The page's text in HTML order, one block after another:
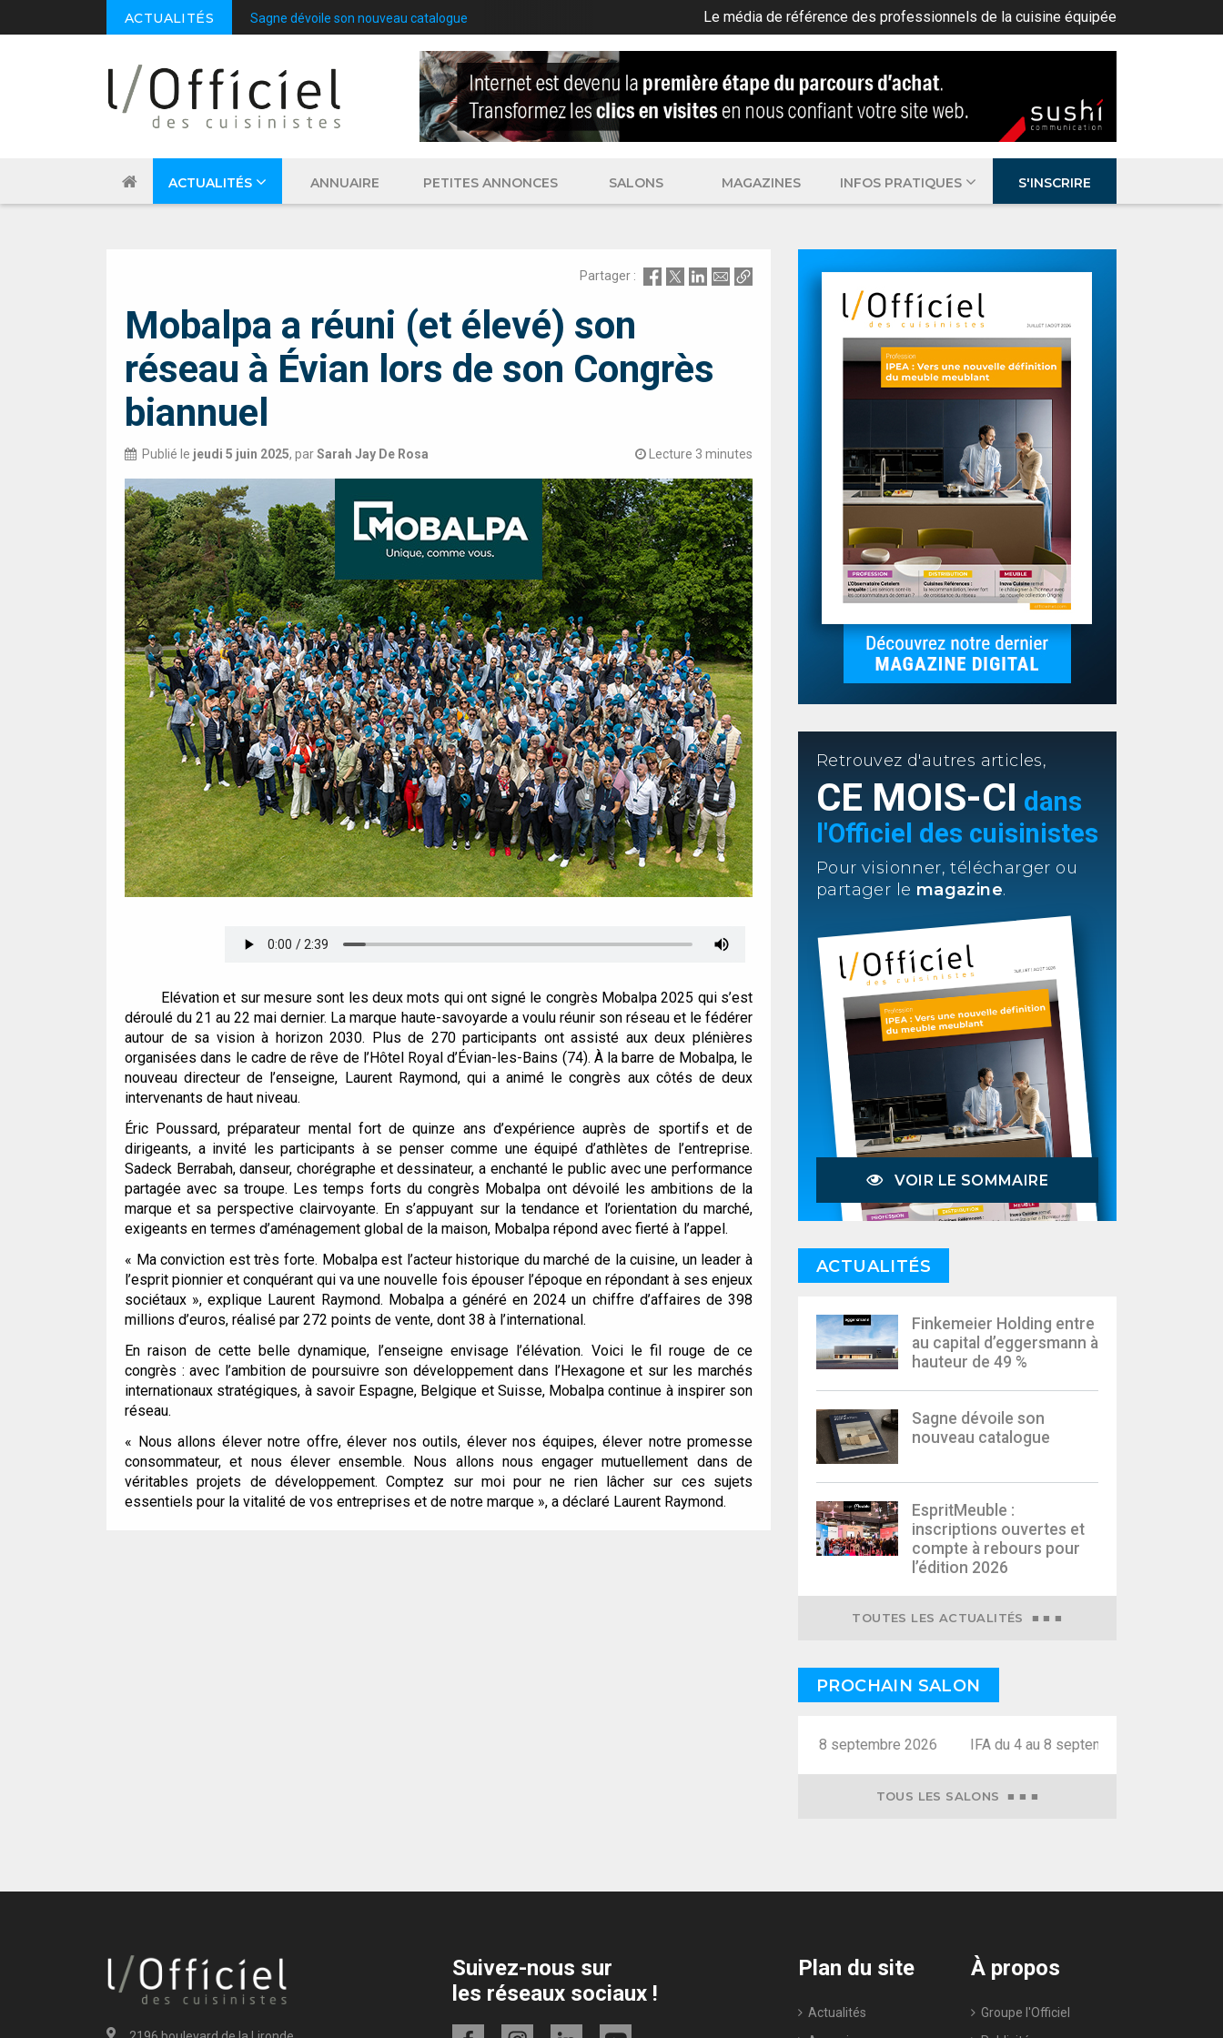
ACTUALITÉS Sagne dévoile son nouveau catalogue Le média de référence des professionnels de la cuisine équipée
ACTUALITÉS ANNUAIRE PETITES ANNONCES SALONS MAGAZINES INFOS PRATIQUES S'INSCRIRE
Partager :
Mobalpa a réuni (et élevé) son
réseau à Évian lors de son Congrès
biannuel
Publié le jeudi 5 juin 2025, parSarah Jay De Rosa Lecture 3 minutes
Elévation et sur mesure sont les deux mots qui ont signé le congrès Mobalpa 2025 qui s’est
déroulé du 21 au 22 mai dernier. La marque haute-savoyarde a voulu réunir son réseau et le fédérer
autour de sa vision à horizon 2030. Plus de 270 participants ont assisté aux deux plénières
organisées dans le cadre de rêve de l’Hôtel Royal d’Évian-les-Bains (74). À la barre de Mobalpa, le
nouveau directeur de l’enseigne, Laurent Raymond, qui a animé le congrès aux côtés de deux
intervenants de haut niveau.
Éric Poussard, préparateur mental fort de quinze ans d’expérience auprès de sportifs et de
dirigeants, a invité les participants à se penser comme une équipé d’athlètes de l’entreprise.
Sadeck Berrabah, danseur, chorégraphe et dessinateur, a enchanté le public avec une performance
partagée avec sa troupe. Les temps forts du congrès Mobalpa ont dévoilé les ambitions de la
marque et sa perspective clairvoyante. En s’appuyant sur la tendance et l’orientation du marché,
exigeants en termes d’aménagement global de la maison, Mobalpa répond avec fierté à l’appel.
« Ma conviction est très forte. Mobalpa est l’acteur historique du marché de la cuisine, un leader à
l’esprit pionnier et conquérant qui va une nouvelle fois épouser l’époque en répondant à ses enjeux
sociétaux », explique Laurent Raymond. Mobalpa a généré en 2024 un chiffre d’affaires de 398
millions d’euros, réalisé par 272 points de vente, dont 38 à l’international.
En raison de cette belle dynamique, l’enseigne envisage l’élévation. Voici le fil rouge de ce
congrès : avec l’ambition de poursuivre son développement dans l’Hexagone et sur les marchés
internationaux stratégiques, à savoir Espagne, Belgique et Suisse, Mobalpa continue à inspirer son
réseau.
« Nous allons élever notre offre, élever nos outils, élever nos équipes, élever notre promesse
consommateur, et nous élever ensemble. Nous allons nous engager mutuellement dans de
véritables projets de développement. Comptez sur moi pour ne rien lâcher sur ces sujets
essentiels pour la vitalité de vos entreprises et de notre marque », a déclaré Laurent Raymond.
Retrouvez d'autres articles,
CE MOIS-CI dans
l'Officiel des cuisinistes
Pour visionner, télécharger ou
partager le magazine.
VOIR LE SOMMAIRE
ACTUALITÉS
Finkemeier Holding entre
au capital d’eggersmann à
hauteur de 49 %
Sagne dévoile son
nouveau catalogue
EspritMeuble :
inscriptions ouvertes et
compte à rebours pour
l’édition 2026
TOUTES LES ACTUALITÉS ■ ■ ■
PROCHAIN SALON
IFA du 4 au 8 septembre 2026
TOUS LES SALONS ■ ■ ■
Suivez-nous sur
les réseaux sociaux !
Plan du site
Actualités
À propos
Groupe l'Officiel